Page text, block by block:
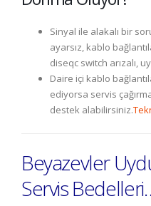
Sinyal ile alakalı bir
ayarsız, kablo
diseqc switch arızalı,
Daire içi kablo
ediyorsa servis
destek alabilirsiniz.
Beyazevler
Servis